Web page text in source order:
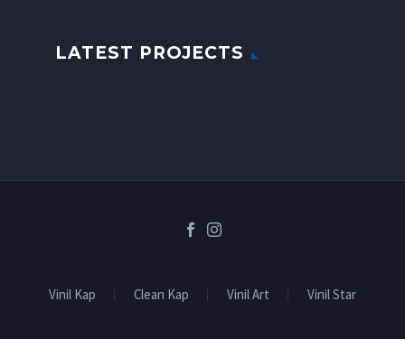
LATEST PROJECTS
Vinil Kap Clean Kap Vinil Art Vinil Star